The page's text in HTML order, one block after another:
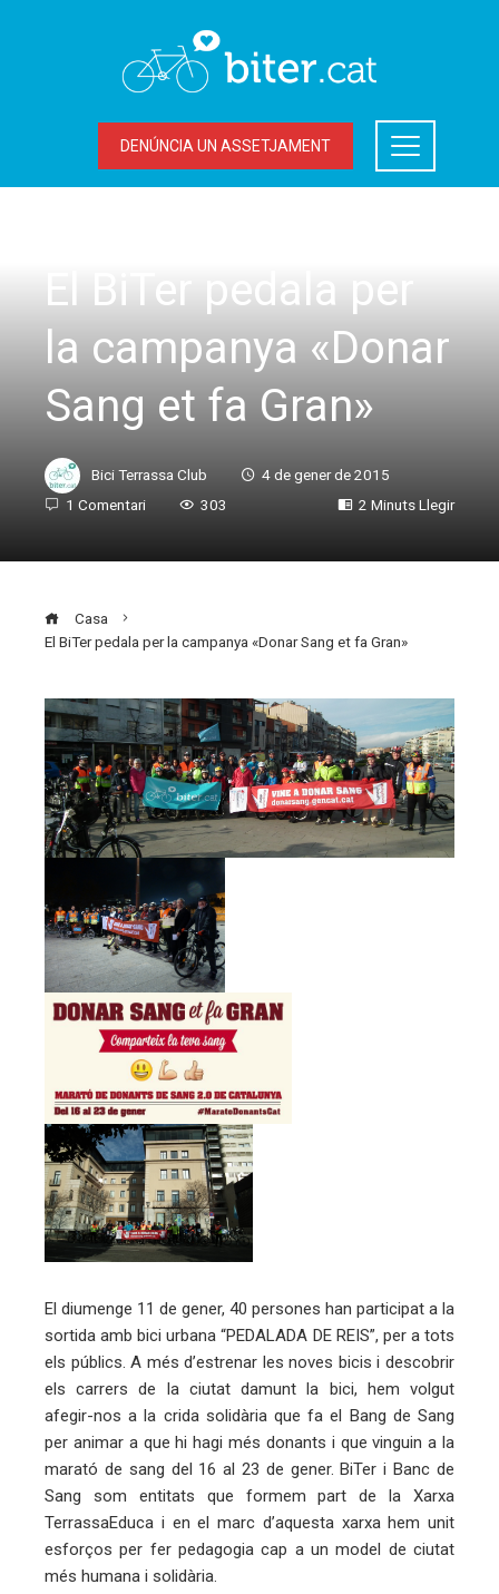
DENÚNCIA UN ASSETJAMENT
El BiTer pedala per
la campanya «Donar
Sang et fa Gran»
Bici Terrassa Club
4 de gener de 2015
1 Comentari
303 2 Minuts Llegir
Casa
El BiTer pedala per la campanya «Donar Sang et fa Gran»
El diumenge 11 de gener, 40 persones han participat a la
sortida amb bici urbana “PEDALADA DE REIS”, per a tots
els públics. A més d’estrenar les noves bicis i descobrir
els carrers de la ciutat damunt la bici, hem volgut
afegir-nos a la crida solidària que fa el Bang de Sang
per animar a que hi hagi més donants i que vinguin a la
marató de sang del 16 al 23 de gener. BiTer i Banc de
Sang som entitats que formem part de la Xarxa
TerrassaEduca i en el marc d’aquesta xarxa hem unit
esforços per fer pedagogia cap a un model de ciutat
més humana i solidària.